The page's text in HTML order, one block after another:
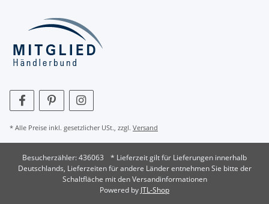
* Alle Preise inkl. gesetzlicher USt., zzgl. Versand
Besucherzähler: 436063
* Lieferzeit gilt für Lieferungen innerhalb
Deutschlands, Lieferzeiten für andere Länder entnehmen Sie bitte der
Schaltfläche mit den Versandinformationen
Powered by JTL-Shop